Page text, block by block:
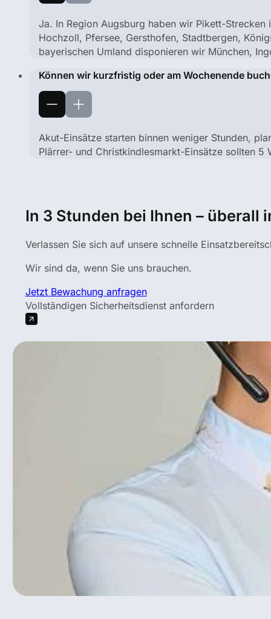
Ja. In Region Augsburg haben wir Pikett-Strecken
Hochzoll, Pfersee, Gersthofen, Stadtbergen,
bayerischen Umland disponieren wir München,
Können wir kurzfristig oder am Wochenende
Akut-Einsätze starten binnen weniger Stunden,
Plärrer- und Christkindlesmarkt-Einsätze sollten
In 3 Stunden bei Ihnen – überall
Verlassen Sie sich auf unsere schnelle
Wir sind da, wenn Sie uns brauchen.
Jetzt Bewachung anfragen
Vollständigen Sicherheitsdienst anfordern